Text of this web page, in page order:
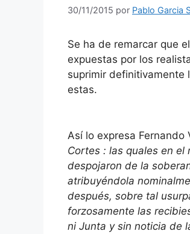
30/11/2015 por Pablo Garcia
Se ha de remarcar que
expuestas por los
suprimir definitivamente
estas.
Así lo expresa Fernando
Cortes : las quales en el
despojaron de la
atribuyéndola
después, sobre tal
forzosamente las
ni Junta y sin noticia de